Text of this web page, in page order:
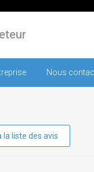
Nous
la liste des avis